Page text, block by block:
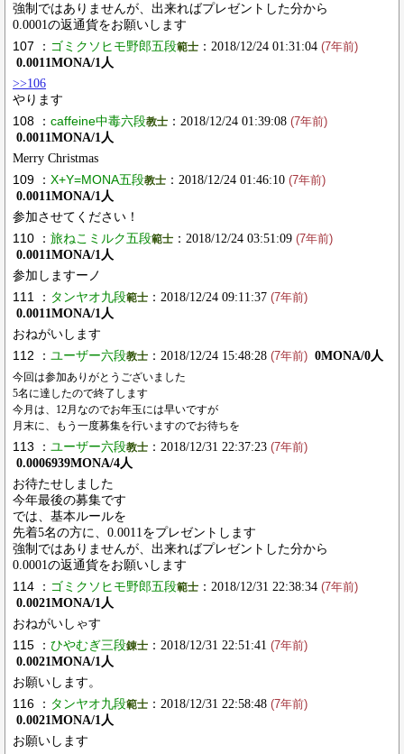
強制ではありませんが、出来ればプレゼントした分から
0.0001の返通貨をお願いします
107 ： ゴミクソヒモ野郎五段範士 ：2018/12/24 01:31:04 (7年前)
0.0011MONA/1人
>>106
やります
108 ： caffeine中毒六段教士 ：2018/12/24 01:39:08 (7年前)
0.0011MONA/1人
Merry Christmas
109 ： X+Y=MONA五段教士 ：2018/12/24 01:46:10 (7年前)
0.0011MONA/1人
参加させてください！
110 ： 旅ねこミルク五段範士 ：2018/12/24 03:51:09 (7年前)
0.0011MONA/1人
参加しますーノ
111 ： タンヤオ九段範士 ：2018/12/24 09:11:37 (7年前)
0.0011MONA/1人
おねがいします
112 ： ユーザー六段教士 ：2018/12/24 15:48:28 (7年前) 0MONA/0人
今回は参加ありがとうございました
5名に達したので終了します
今月は、12月なのでお年玉には早いですが
月末に、もう一度募集を行いますのでお待ちを
113 ： ユーザー六段教士 ：2018/12/31 22:37:23 (7年前)
0.0006939MONA/4人
お待たせしました
今年最後の募集です
では、基本ルールを
先着5名の方に、0.0011をプレゼントします
強制ではありませんが、出来ればプレゼントした分から
0.0001の返通貨をお願いします
114 ： ゴミクソヒモ野郎五段範士 ：2018/12/31 22:38:34 (7年前)
0.0021MONA/1人
おねがいしゃす
115 ： ひやむぎ三段錬士 ：2018/12/31 22:51:41 (7年前)
0.0021MONA/1人
お願いします。
116 ： タンヤオ九段範士 ：2018/12/31 22:58:48 (7年前)
0.0021MONA/1人
お願いします